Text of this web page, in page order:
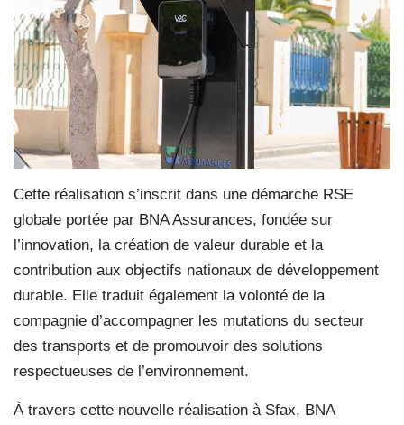
Cette réalisation s’inscrit dans une démarche RSE
globale portée par BNA Assurances, fondée sur
l’innovation, la création de valeur durable et la
contribution aux objectifs nationaux de développement
durable. Elle traduit également la volonté de la
compagnie d’accompagner les mutations du secteur
des transports et de promouvoir des solutions
respectueuses de l’environnement.
À travers cette nouvelle réalisation à Sfax, BNA